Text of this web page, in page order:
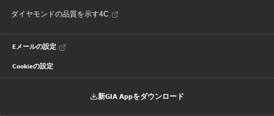
ダイヤモンドの品質を示す4C
Eメールの設定
Cookieの設定
新GIA Appをダウンロード